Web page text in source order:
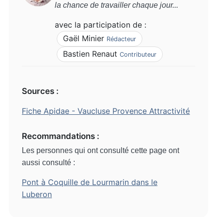
la chance de travailler chaque jour...
avec la participation de :
Gaël Minier Rédacteur
Bastien RenautContributeur
Sources :
Fiche Apidae - Vaucluse Provence Attractivité
Recommandations :
Les personnes qui ont consulté cette page ont
aussi consulté :
Pont à Coquille de Lourmarin dans le
Luberon